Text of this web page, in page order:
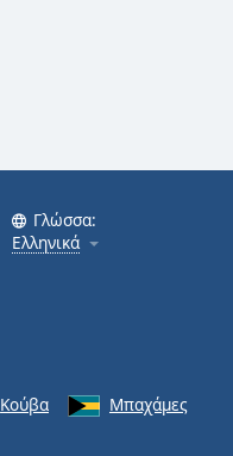
Γλώσσα:
Ελληνικά
Κούβα
Μπαχάμες